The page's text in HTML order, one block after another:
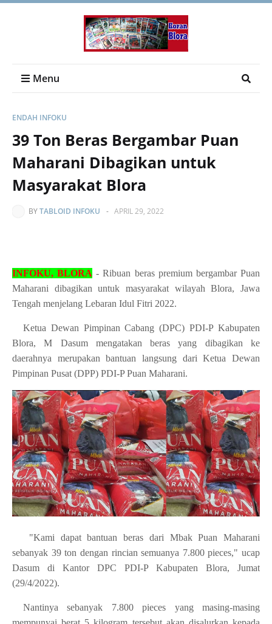
Menu
ENDAH INFOKU
39 Ton Beras Bergambar Puan
Maharani Dibagikan untuk
Masyarakat Blora
BYTABLOID INFOKU - APRIL 29, 2022
INFOKU, BLORA - Ribuan beras premium bergambar Puan
Maharani dibagikan untuk masyarakat wilayah Blora, Jawa
Tengah menjelang Lebaran Idul Fitri 2022.
Ketua Dewan Pimpinan Cabang (DPC) PDI-P Kabupaten
Blora, M Dasum mengatakan beras yang dibagikan ke
daerahnya merupakan bantuan langsung dari Ketua Dewan
Pimpinan Pusat (DPP) PDI-P Puan Maharani.
"Kami dapat bantuan beras dari Mbak Puan Maharani
sebanyak 39 ton dengan rincian semuanya 7.800 pieces," ucap
Dasum di Kantor DPC PDI-P Kabupaten Blora, Jumat
(29/4/2022).
Nantinya sebanyak 7.800 pieces yang masing-masing